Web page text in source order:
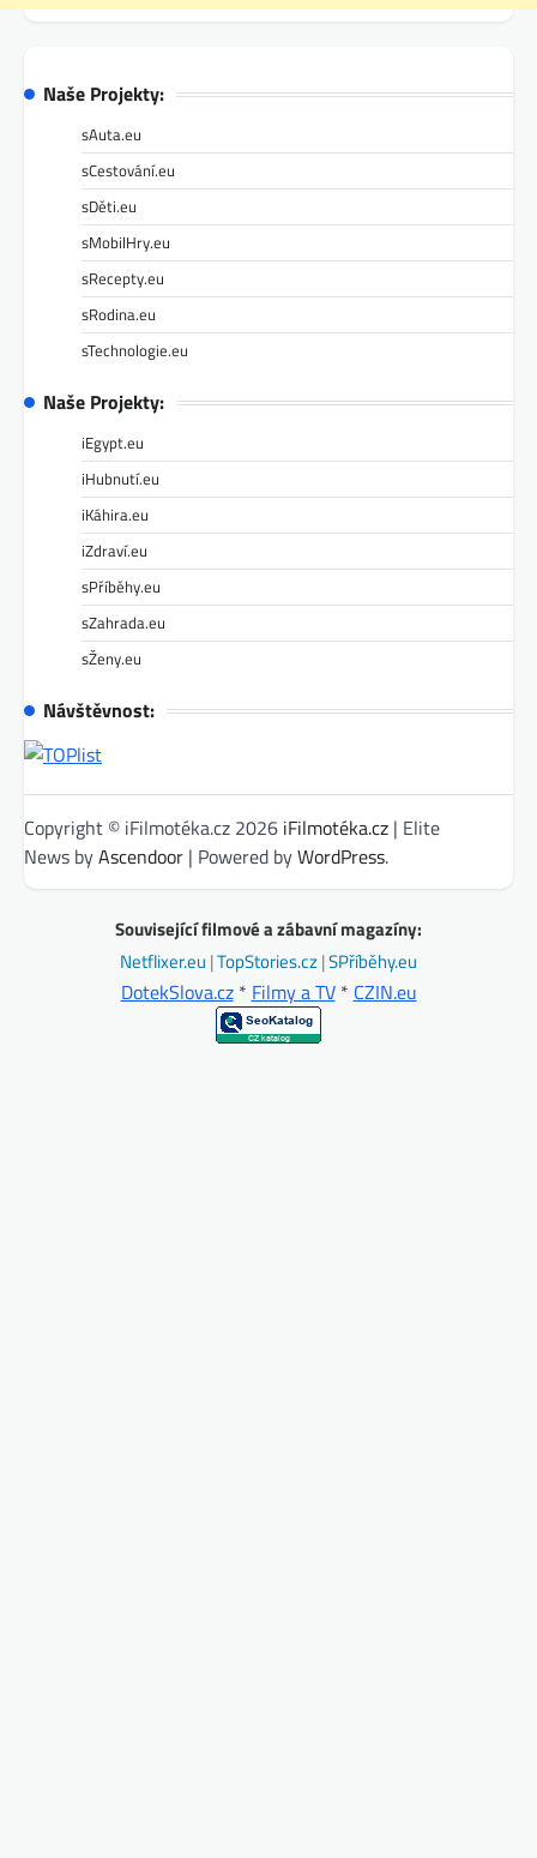
Naše Projekty:
sAuta.eu
sCestování.eu
sDěti.eu
sMobilHry.eu
sRecepty.eu
sRodina.eu
sTechnologie.eu
Naše Projekty:
iEgypt.eu
iHubnutí.eu
iKáhira.eu
iZdraví.eu
sPříběhy.eu
sZahrada.eu
sŽeny.eu
Návštěvnost:
Copyright © iFilmotéka.cz 2026 iFilmotéka.cz | Elite
News byAscendoor | Powered byWordPress.
Související filmové a zábavní magazíny:
Netflixer.eu |TopStories.cz|SPříběhy.eu
DotekSlova.cz* Filmy a TV* CZIN.eu